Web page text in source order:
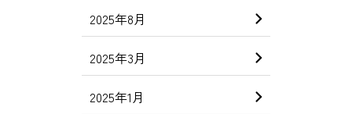
2025年8月
2025年3月
2025年1月